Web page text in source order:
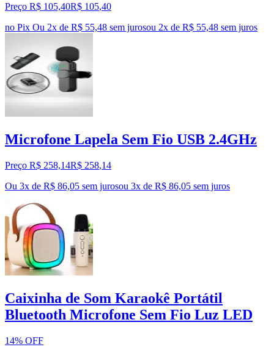
Preço R$ 105,40R$ 105,40
no Pix Ou 2x de R$ 55,48 sem jurosou 2x de R$ 55,48 sem juros
Microfone Lapela Sem Fio USB 2.4GHz
Preço R$ 258,14R$ 258,14
Ou 3x de R$ 86,05 sem jurosou 3x de R$ 86,05 sem juros
Caixinha de Som Karaokê Portátil
Bluetooth Microfone Sem Fio Luz LED
14% OFF